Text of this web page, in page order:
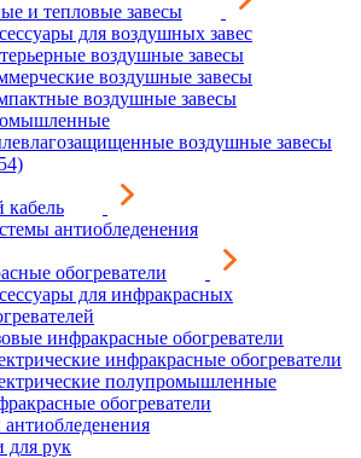
и тепловые завесы
для воздушных завес
воздушные завесы
воздушные завесы
воздушные завесы
воздушные завесы
антиобледенения
обогреватели
для инфракрасных
инфракрасные обогреватели
инфракрасные обогреватели
полупромышленные
обогреватели
рук